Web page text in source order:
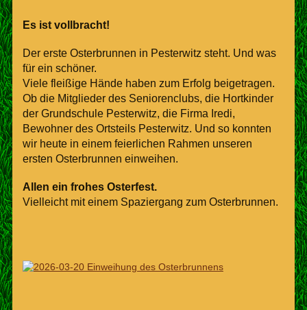
Es ist vollbracht!
Der erste Osterbrunnen in Pesterwitz steht. Und was
für ein schöner.
Viele fleißige Hände haben zum Erfolg beigetragen.
Ob die Mitglieder des Seniorenclubs, die Hortkinder
der Grundschule Pesterwitz, die Firma Iredi,
Bewohner des Ortsteils Pesterwitz. Und so konnten
wir heute in einem feierlichen Rahmen unseren
ersten Osterbrunnen einweihen.
Allen ein frohes Osterfest.
Vielleicht mit einem Spaziergang zum Osterbrunnen.